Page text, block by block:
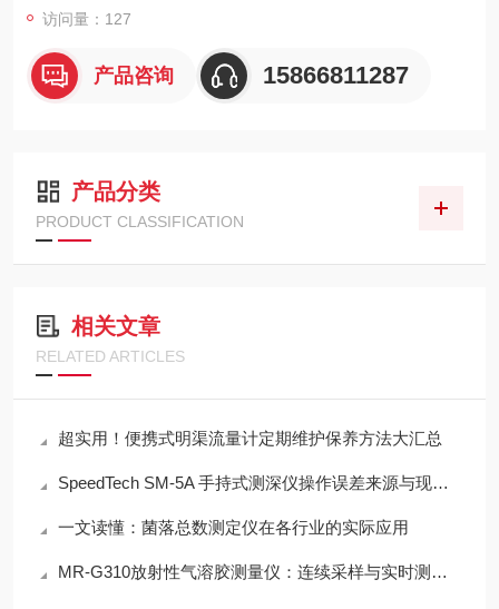
安全保障。
访问量：127
产品咨询 15866811287
产品分类
PRODUCT CLASSIFICATION
相关文章
RELATED ARTICLES
超实用！便携式明渠流量计定期维护保养方法大汇总
SpeedTech SM-5A 手持式测深仪操作误差来源与现场应用技术规范
一文读懂：菌落总数测定仪在各行业的实际应用
MR-G310放射性气溶胶测量仪：连续采样与实时测量一体化设计